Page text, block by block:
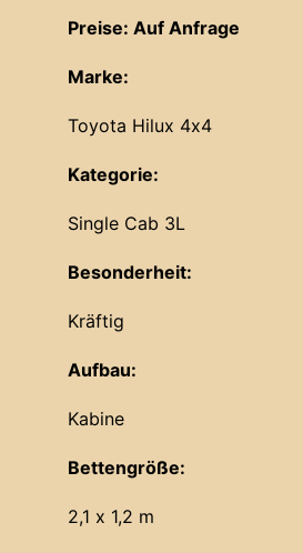
Preise: Auf Anfrage
Marke:
Toyota Hilux 4x4
Kategorie:
Single Cab 3L
Besonderheit:
Kräftig
Aufbau:
Kabine
Bettengröße:
2,1 x 1,2 m